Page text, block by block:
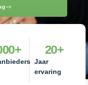
+
Jaar
ervaring
20+